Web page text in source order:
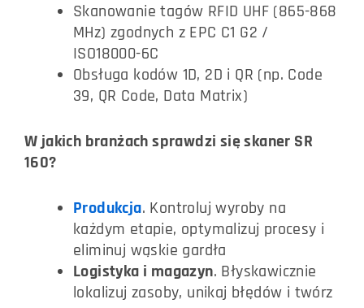
Skanowanie tagów RFID UHF (865-868
MHz) zgodnych z EPC C1 G2 /
ISO18000-6C
Obsługa kodów 1D, 2D i QR (np. Code
39, QR Code, Data Matrix)
W jakich branżach sprawdzi się skaner SR
160?
Produkcja. Kontroluj wyroby na
każdym etapie, optymalizuj procesy i
eliminuj wąskie gardła
Logistyka i magazyn. Błyskawicznie
lokalizuj zasoby, unikaj błędów i twórz